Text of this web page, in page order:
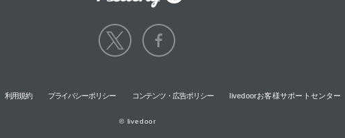
利用規約 プライバシーポリシー コンテンツ・広告ポリシー livedoorお客様サポートセンター
© livedoor